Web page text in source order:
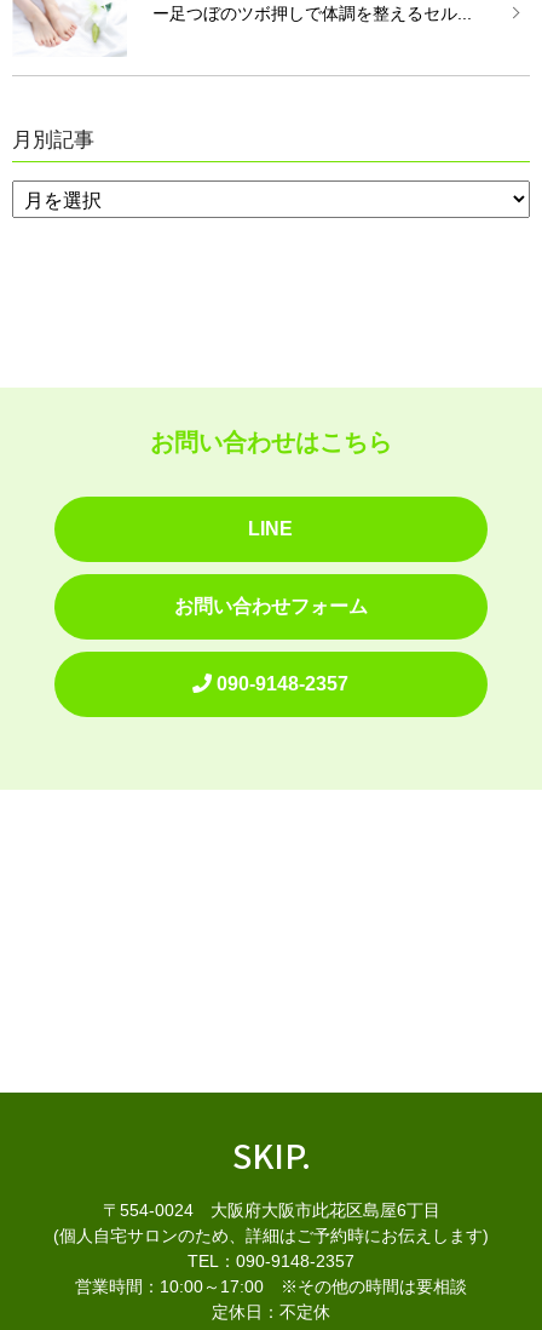
ー足つぼのツボ押しで体調を整えるセル...
月別記事
お問い合わせはこちら
LINE
お問い合わせフォーム
090-9148-2357
SKIP.
〒554-0024 大阪府大阪市此花区島屋6丁目
(個人自宅サロンのため、詳細はご予約時にお伝えします)
TEL：090-9148-2357
営業時間：10:00～17:00 ※その他の時間は要相談
定休日：不定休